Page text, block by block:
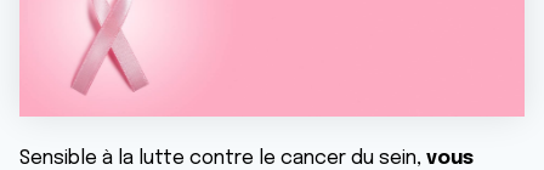
Sensible à la lutte contre le cancer du sein, vous